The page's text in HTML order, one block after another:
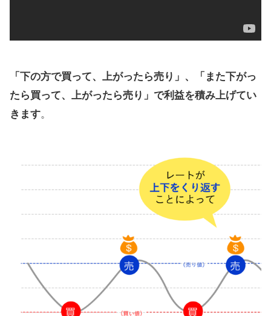
「下の方で買って、上がったら売り」、「また下がっ
たら買って、上がったら売り」で利益を積み上げてい
きます。